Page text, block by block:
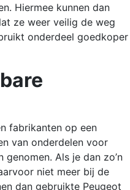
Hiermee kunnen dan
ze weer veilig de weg
onderdeel goedkoper
fabrikanten op een
van onderdelen voor
Als je dan zo’n
niet meer bij de
dan gebruikte Peugeot